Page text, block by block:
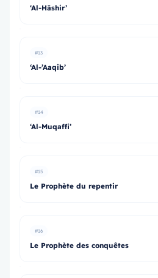
‘Al-Hāshir’
#13
‘Al-’Aaqib’
#14
‘Al-Muqaffi’
#15
Le Prophète du repentir
#16
Le Prophète des conquêtes